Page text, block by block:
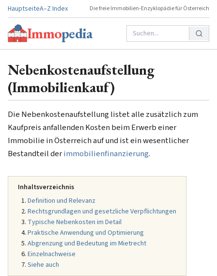
HauptseiteA–Z Index Die freie Immobilien-Enzyklopädie für Österreich
Immopedia
Nebenkostenaufstellung
(Immobilienkauf)
Die Nebenkostenaufstellung listet alle zusätzlich zum
Kaufpreis anfallenden Kosten beim Erwerb einer
Immobilie in Österreich auf und ist ein wesentlicher
Bestandteil derimmobilienfinanzierung.
Inhaltsverzeichnis
Definition und Relevanz
Rechtsgrundlagen und gesetzliche Verpflichtungen
Typische Nebenkosten im Detail
Praktische Anwendung und Optimierung
Abgrenzung und Bedeutung im Mietrecht
Einzelnachweise
Siehe auch